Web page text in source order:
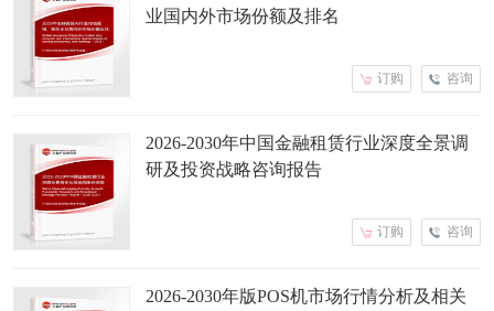
业国内外市场份额及排名
咨询
订购
2026-2030年中国金融租赁行业深度全景调
研及投资战略咨询报告
咨询
订购
2026-2030年版POS机市场行情分析及相关